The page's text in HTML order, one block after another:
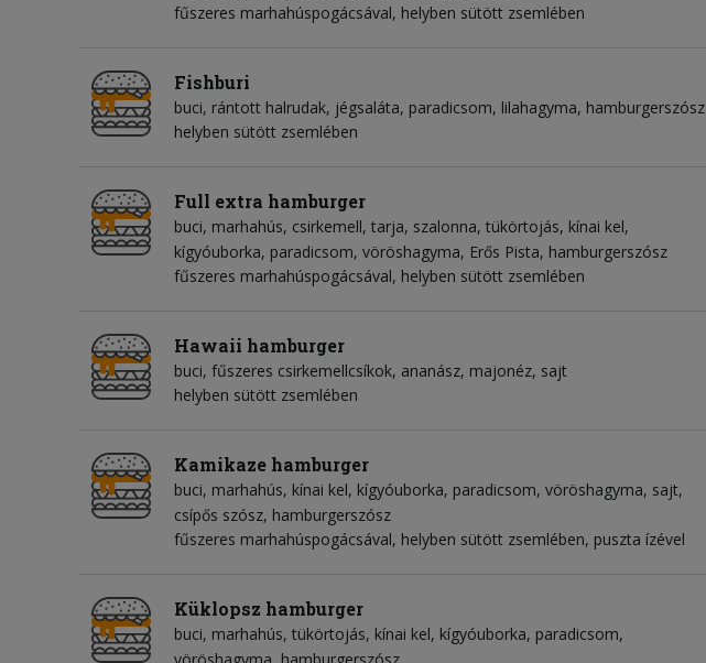
fűszeres marhahúspogácsával, helyben sütött zsemlében
Fishburi
buci rántott halrudak jégsaláta paradicsom lilahagyma hamburgerszósz
helyben sütött zsemlében
Full extra hamburger
buci marhahús csirkemell tarja szalonna tükörtojás kínai kel
kígyóuborka paradicsom vöröshagyma Erős Pista hamburgerszósz
fűszeres marhahúspogácsával, helyben sütött zsemlében
Hawaii hamburger
buci fűszeres csirkemellcsíkok ananász majonéz sajt
helyben sütött zsemlében
Kamikaze hamburger
buci marhahús kínai kel kígyóuborka paradicsom vöröshagyma sajt
csípős szósz hamburgerszósz
fűszeres marhahúspogácsával, helyben sütött zsemlében, puszta ízével
Küklopsz hamburger
buci marhahús tükörtojás kínai kel kígyóuborka paradicsom